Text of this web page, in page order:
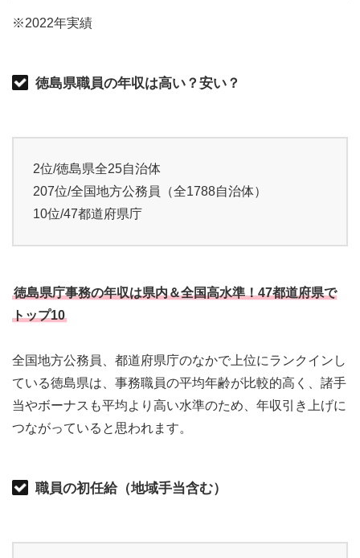
※2022年実績
徳島県職員の年収は高い？安い？
2位/徳島県全25自治体
207位/全国地方公務員（全1788自治体）
10位/47都道府県庁
徳島県庁事務の年収は県内＆全国高水準！47都道府県で
トップ10
全国地方公務員、都道府県庁のなかで上位にランクインし
ている徳島県は、事務職員の平均年齢が比較的高く、諸手
当やボーナスも平均より高い水準のため、年収引き上げに
つながっていると思われます。
職員の初任給（地域手当含む）